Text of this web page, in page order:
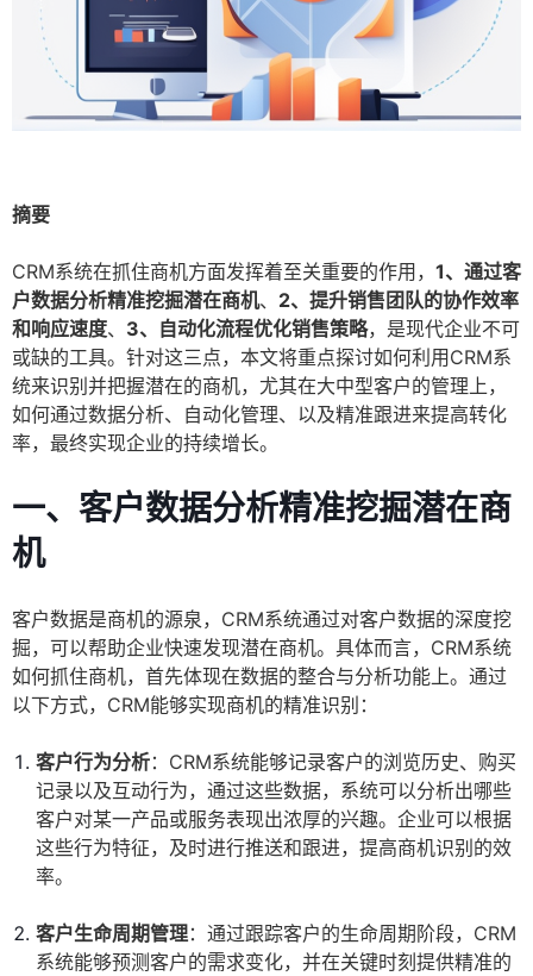
摘要
CRM系统在抓住商机方面发挥着至关重要的作用， 1、通过客
户数据分析精准挖掘潜在商机、 2、提升销售团队的协作效率
和响应速度、 3、自动化流程优化销售策略，是现代企业不可
或缺的工具。针对这三点，本文将重点探讨如何利用CRM系
统来识别并把握潜在的商机，尤其在大中型客户的管理上，
如何通过数据分析、自动化管理、以及精准跟进来提高转化
率，最终实现企业的持续增长。
一、客户数据分析精准挖掘潜在商
机
客户数据是商机的源泉，CRM系统通过对客户数据的深度挖
掘，可以帮助企业快速发现潜在商机。具体而言，CRM系统
如何抓住商机，首先体现在数据的整合与分析功能上。通过
以下方式，CRM能够实现商机的精准识别：
客户行为分析：CRM系统能够记录客户的浏览历史、购买
记录以及互动行为，通过这些数据，系统可以分析出哪些
客户对某一产品或服务表现出浓厚的兴趣。企业可以根据
这些行为特征，及时进行推送和跟进，提高商机识别的效
率。
客户生命周期管理：通过跟踪客户的生命周期阶段，CRM
系统能够预测客户的需求变化，并在关键时刻提供精准的